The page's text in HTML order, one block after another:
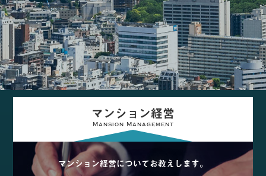
マンション経営
Mansion Management
マンション経営についてお教えします。